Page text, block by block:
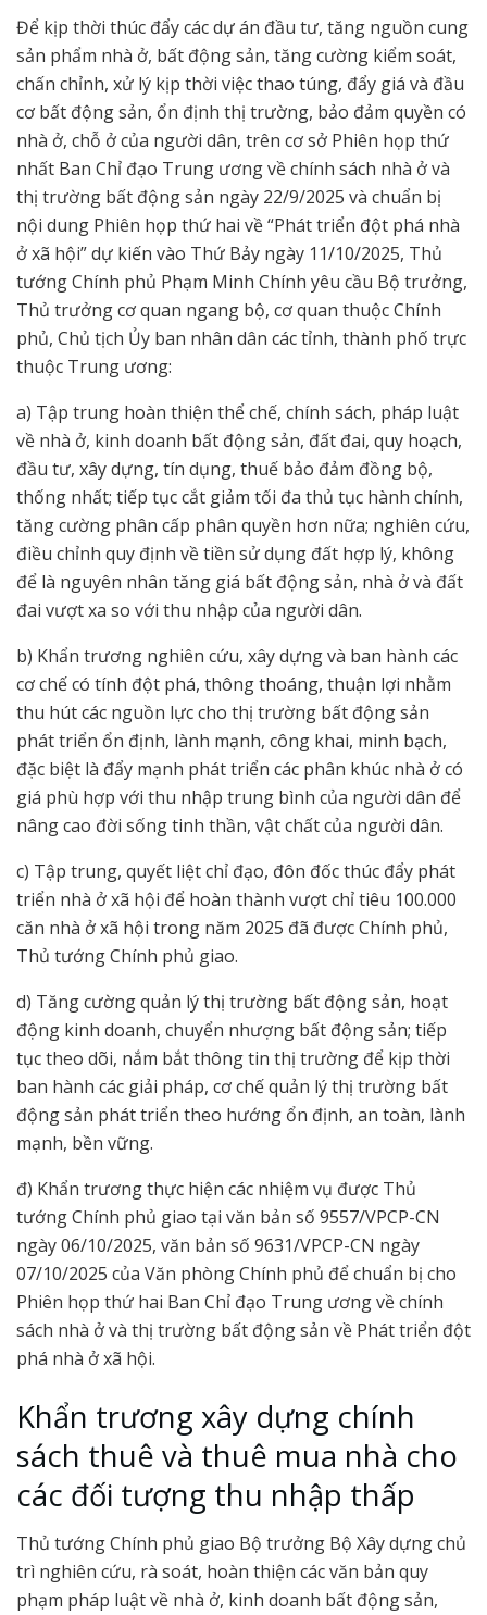
Để kịp thời thúc đẩy các dự án đầu tư, tăng nguồn cung
sản phẩm nhà ở, bất động sản, tăng cường kiểm soát,
chấn chỉnh, xử lý kịp thời việc thao túng, đẩy giá và đầu
cơ bất động sản, ổn định thị trường, bảo đảm quyền có
nhà ở, chỗ ở của người dân, trên cơ sở Phiên họp thứ
nhất Ban Chỉ đạo Trung ương về chính sách nhà ở và
thị trường bất động sản ngày 22/9/2025 và chuẩn bị
nội dung Phiên họp thứ hai về “Phát triển đột phá nhà
ở xã hội” dự kiến vào Thứ Bảy ngày 11/10/2025, Thủ
tướng Chính phủ Phạm Minh Chính yêu cầu Bộ trưởng,
Thủ trưởng cơ quan ngang bộ, cơ quan thuộc Chính
phủ, Chủ tịch Ủy ban nhân dân các tỉnh, thành phố trực
thuộc Trung ương:
a) Tập trung hoàn thiện thể chế, chính sách, pháp luật
về nhà ở, kinh doanh bất động sản, đất đai, quy hoạch,
đầu tư, xây dựng, tín dụng, thuế bảo đảm đồng bộ,
thống nhất; tiếp tục cắt giảm tối đa thủ tục hành chính,
tăng cường phân cấp phân quyền hơn nữa; nghiên cứu,
điều chỉnh quy định về tiền sử dụng đất hợp lý, không
để là nguyên nhân tăng giá bất động sản, nhà ở và đất
đai vượt xa so với thu nhập của người dân.
b) Khẩn trương nghiên cứu, xây dựng và ban hành các
cơ chế có tính đột phá, thông thoáng, thuận lợi nhằm
thu hút các nguồn lực cho thị trường bất động sản
phát triển ổn định, lành mạnh, công khai, minh bạch,
đặc biệt là đẩy mạnh phát triển các phân khúc nhà ở có
giá phù hợp với thu nhập trung bình của người dân để
nâng cao đời sống tinh thần, vật chất của người dân.
c) Tập trung, quyết liệt chỉ đạo, đôn đốc thúc đẩy phát
triển nhà ở xã hội để hoàn thành vượt chỉ tiêu 100.000
căn nhà ở xã hội trong năm 2025 đã được Chính phủ,
Thủ tướng Chính phủ giao.
d) Tăng cường quản lý thị trường bất động sản, hoạt
động kinh doanh, chuyển nhượng bất động sản; tiếp
tục theo dõi, nắm bắt thông tin thị trường để kịp thời
ban hành các giải pháp, cơ chế quản lý thị trường bất
động sản phát triển theo hướng ổn định, an toàn, lành
mạnh, bền vững.
đ) Khẩn trương thực hiện các nhiệm vụ được Thủ
tướng Chính phủ giao tại văn bản số 9557/VPCP-CN
ngày 06/10/2025, văn bản số 9631/VPCP-CN ngày
07/10/2025 của Văn phòng Chính phủ để chuẩn bị cho
Phiên họp thứ hai Ban Chỉ đạo Trung ương về chính
sách nhà ở và thị trường bất động sản về Phát triển đột
phá nhà ở xã hội.
Khẩn trương xây dựng chính
sách thuê và thuê mua nhà cho
các đối tượng thu nhập thấp
Thủ tướng Chính phủ giao Bộ trưởng Bộ Xây dựng chủ
trì nghiên cứu, rà soát, hoàn thiện các văn bản quy
phạm pháp luật về nhà ở, kinh doanh bất động sản,